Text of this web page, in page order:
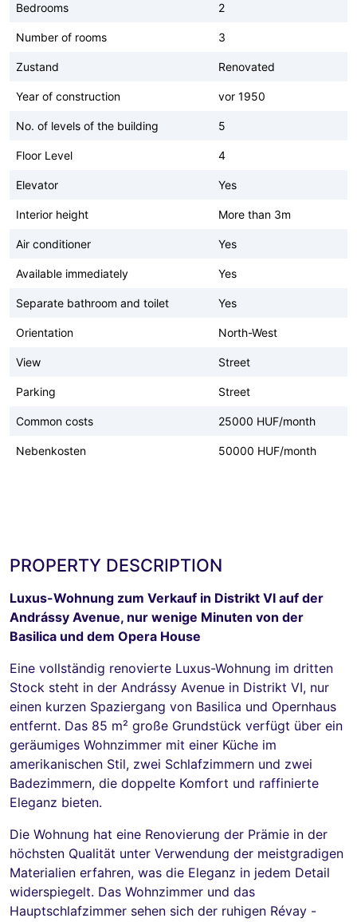
Bedrooms 2
Number of rooms 3
Zustand Renovated
Year of construction vor 1950
No. of levels of the building 5
Floor Level 4
Elevator Yes
Interior height More than 3m
Air conditioner Yes
Available immediately Yes
Separate bathroom and toilet Yes
Orientation North-West
View Street
Parking Street
Common costs 25000 HUF/month
Nebenkosten 50000 HUF/month
PROPERTY DESCRIPTION
Luxus-Wohnung zum Verkauf in Distrikt VI auf der
Andrássy Avenue, nur wenige Minuten von der
Basilica und dem Opera House
Eine vollständig renovierte Luxus-Wohnung im dritten
Stock steht in der Andrássy Avenue in Distrikt VI, nur
einen kurzen Spaziergang von Basilica und Opernhaus
entfernt. Das 85 m² große Grundstück verfügt über ein
geräumiges Wohnzimmer mit einer Küche im
amerikanischen Stil, zwei Schlafzimmern und zwei
Badezimmern, die doppelte Komfort und raffinierte
Eleganz bieten.
Die Wohnung hat eine Renovierung der Prämie in der
höchsten Qualität unter Verwendung der meistgradigen
Materialien erfahren, was die Eleganz in jedem Detail
widerspiegelt. Das Wohnzimmer und das
Hauptschlafzimmer sehen sich der ruhigen Révay -